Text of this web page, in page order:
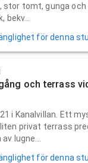
stor tomt, gunga och
för denna
och terrass
i Kanalvillan. Ett
privat terrass
lugne...
för denna